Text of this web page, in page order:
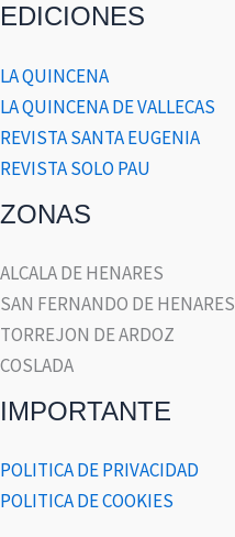
EDICIONES
LA QUINCENA
LA QUINCENA DE VALLECAS
REVISTA SANTA EUGENIA
REVISTA SOLO PAU
ZONAS
ALCALA DE HENARES
SAN FERNANDO DE HENARES
TORREJON DE ARDOZ
COSLADA
IMPORTANTE
POLITICA DE PRIVACIDAD
POLITICA DE COOKIES